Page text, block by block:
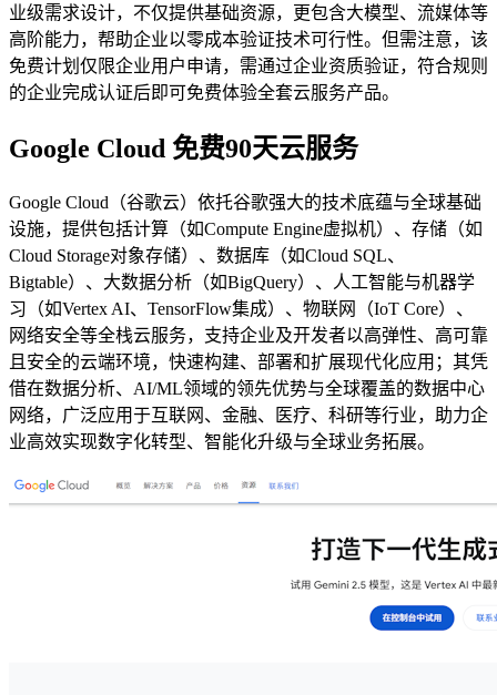
业级需求设计，不仅提供基础资源，更包含大模型、流媒体等
高阶能力，帮助企业以零成本验证技术可行性。但需注意，该
免费计划仅限企业用户申请，需通过企业资质验证，符合规则
的企业完成认证后即可免费体验全套云服务产品。
Google Cloud 免费90天云服务
Google Cloud（谷歌云）依托谷歌强大的技术底蕴与全球基础
设施，提供包括计算（如Compute Engine虚拟机）、存储（如
Cloud Storage对象存储）、数据库（如Cloud SQL、
Bigtable）、大数据分析（如BigQuery）、人工智能与机器学
习（如Vertex AI、TensorFlow集成）、物联网（IoT Core）、
网络安全等全栈云服务，支持企业及开发者以高弹性、高可靠
且安全的云端环境，快速构建、部署和扩展现代化应用；其凭
借在数据分析、AI/ML领域的领先优势与全球覆盖的数据中心
网络，广泛应用于互联网、金融、医疗、科研等行业，助力企
业高效实现数字化转型、智能化升级与全球业务拓展。